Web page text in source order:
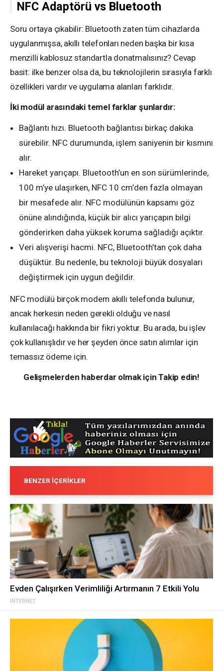
NFC Adaptörü vs Bluetooth
Soru ortaya çıkabilir: Bluetooth zaten tüm cihazlarda
uygulanmışsa, akıllı telefonları neden başka bir kısa
menzilli kablosuz standartla donatmalısınız? Cevap
basit: ilke benzer olsa da, bu teknolojilerin sırasıyla farklı
özellikleri vardır ve uygulama alanları farklıdır.
İki modül arasındaki temel farklar şunlardır:
Bağlantı hızı. Bluetooth bağlantısı birkaç dakika
sürebilir. NFC durumunda, işlem saniyenin bir kısmını
alır.
Hareket yarıçapı. Bluetooth’un en son sürümlerinde,
100 m’ye ulaşırken, NFC 10 cm’den fazla olmayan
bir mesafede alır. NFC modülünün kapsamı göz
önüne alındığında, küçük bir alıcı yarıçapın bilgi
gönderirken daha yüksek koruma sağladığı açıktır.
Veri alışverişi hacmi. NFC, Bluetooth’tan çok daha
düşüktür. Bu nedenle, bu teknoloji büyük dosyaları
değiştirmek için uygun değildir.
NFC modülü birçok modern akıllı telefonda bulunur,
ancak herkesin neden gerekli olduğu ve nasıl
kullanılacağı hakkında bir fikri yoktur. Bu arada, bu işlev
çok kullanışlıdır ve her şeyden önce satın alımlar için
temassız ödeme için.
Gelişmelerden haberdar olmak için Takip edin!
BENZER İÇERIKLER
İNTERNET
Evden Çalışırken Verimliliği Artırmanın 7 Etkili Yolu